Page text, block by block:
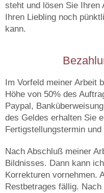
steht und lösen Sie
Ihren Liebling noch
kann.
Im Vorfeld meiner Arbeit
Höhe von 50% des
Paypal,
des Geldes erhalten Sie
Fertigstellungstermin
Nach Abschluß meiner
Bildnisses. Dann kann
Korrekturen vornehmen.
Restbetrages fällig.